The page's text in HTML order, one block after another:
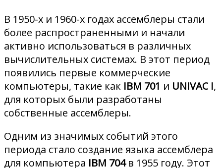
В 1950-х и 1960-х годах ассемблеры стали
более распространенными и начали
активно использоваться в различных
вычислительных системах. В этот период
появились первые коммерческие
компьютеры, такие как IBM 701 и UNIVAC I,
для которых были разработаны
собственные ассемблеры.
Одним из значимых событий этого
периода стало создание языка ассемблера
для компьютера IBM 704в 1955 году. Этот